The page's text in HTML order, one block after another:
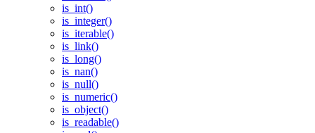
is_int()
is_integer()
is_iterable()
is_link()
is_long()
is_nan()
is_null()
is_numeric()
is_object()
is_readable()